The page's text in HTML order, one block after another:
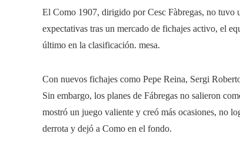
El Como 1907, dirigido por Cesc Fàbregas, no tuvo
expectativas tras un mercado de fichajes activo, el
último en la clasificación. mesa.
Con nuevos fichajes como Pepe Reina, Sergi
Sin embargo, los planes de Fábregas no salieron
mostró un juego valiente y creó más ocasiones, no
derrota y dejó a Como en el fondo.